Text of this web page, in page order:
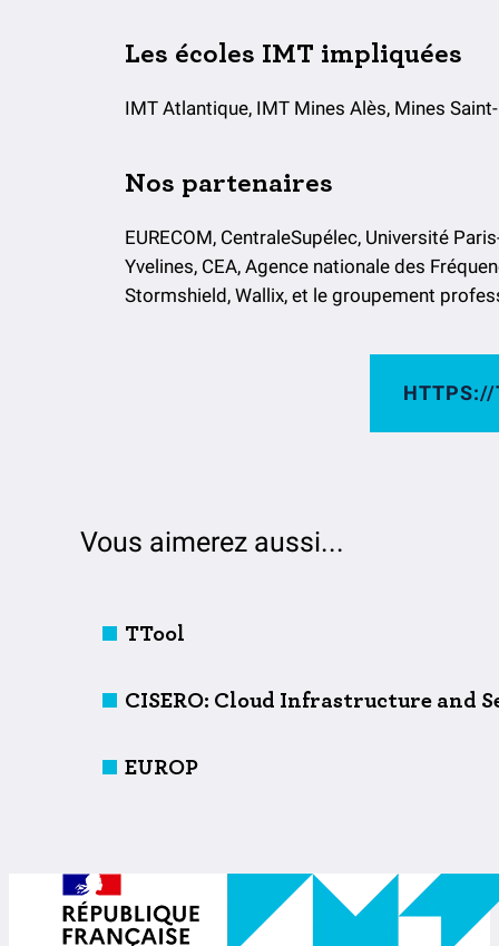
Les écoles IMT impliquées
IMT Atlantique, IMT Mines Alès, Mines
Nos partenaires
EURECOM, CentraleSupélec, Université
Yvelines, CEA, Agence nationale des
Stormshield, Wallix, et le groupement
HTTPS://
Vous aimerez aussi...
TTool
CISERO: Cloud Infrastructure and
EUROP